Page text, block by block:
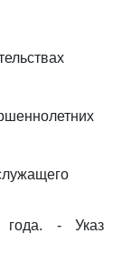
- Указ